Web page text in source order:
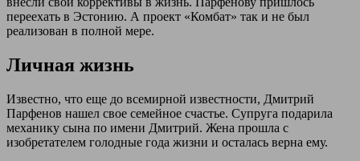
переехать в Эстонию. А проект «Комбат» так и не был
реализован в полной мере.
Личная жизнь
Известно, что еще до всемирной известности, Дмитрий
Парфенов нашел свое семейное счастье. Супруга подарила
механику сына по имени Дмитрий. Жена прошла с
изобретателем голодные года жизни и осталась верна ему.